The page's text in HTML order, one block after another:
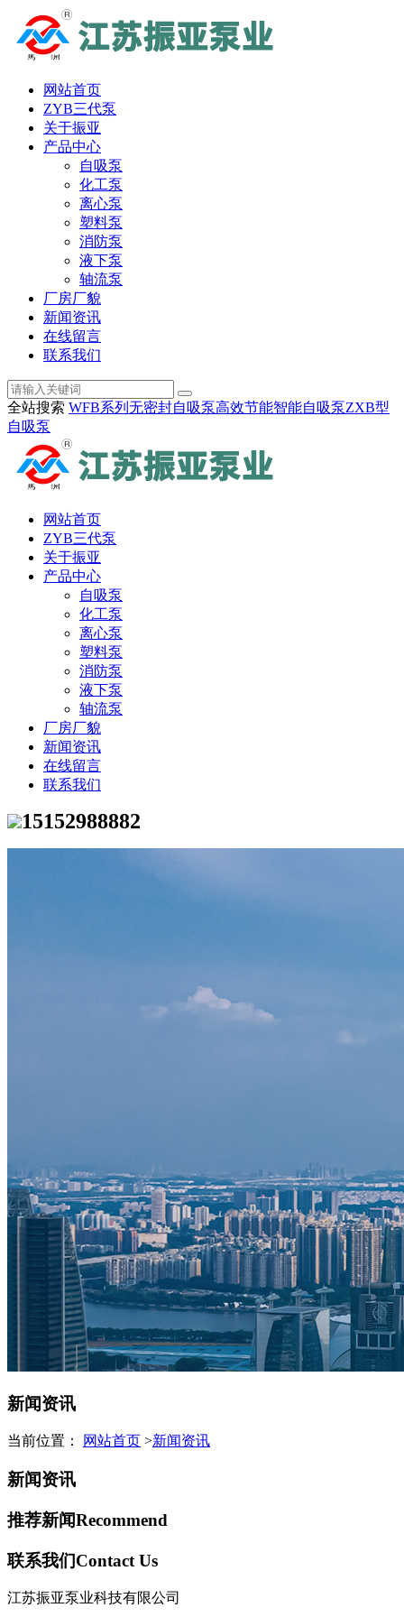
网站首页
ZYB三代泵
关于振亚
产品中心
自吸泵
化工泵
离心泵
塑料泵
消防泵
液下泵
轴流泵
厂房厂貌
新闻资讯
在线留言
联系我们
全站搜索 WFB系列无密封自吸泵高效节能智能自吸泵ZXB型
自吸泵
网站首页
ZYB三代泵
关于振亚
产品中心
自吸泵
化工泵
离心泵
塑料泵
消防泵
液下泵
轴流泵
厂房厂貌
新闻资讯
在线留言
联系我们
15152988882
新闻资讯
当前位置： 网站首页 >新闻资讯
新闻资讯
推荐新闻Recommend
联系我们Contact Us
江苏振亚泵业科技有限公司